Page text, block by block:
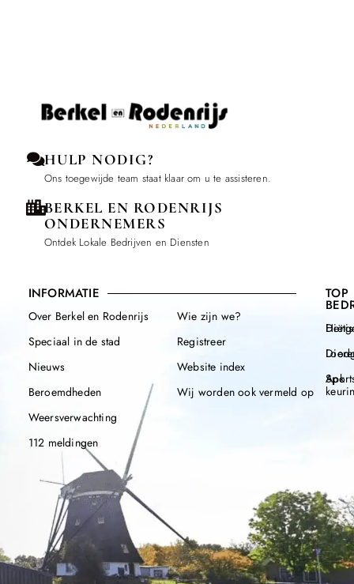
HULP NODIG?
Ons toegewijde team staat klaar om u te assisteren.
BERKEL EN RODENRIJS
ONDERNEMERS
Ontdek Lokale Bedrijven en Diensten
INFORMATIE
Over Berkel en Rodenrijs
Speciaal in de stad
Nieuws
Beroemdheden
Weersverwachting
112 meldingen
Wie zijn we?
Registreer
Website index
Wij worden ook vermeld op
TOP
Apk